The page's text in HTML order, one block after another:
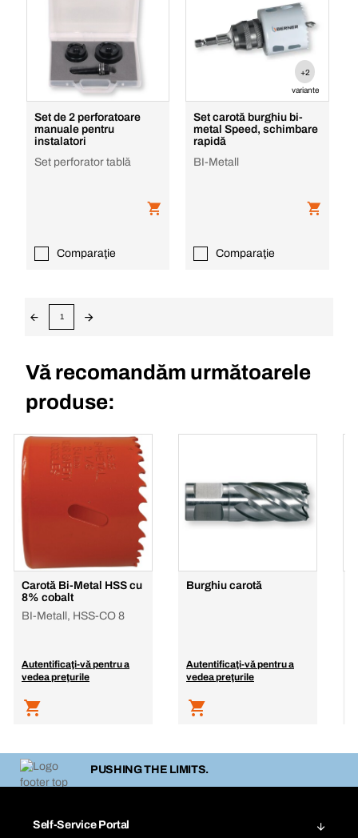
Set de 2 perforatoare
manuale pentru
instalatori
Set perforator tablă
Comparaţie
+2
variante
Set carotă burghiu bi-
metal Speed, schimbare
rapidă
BI-Metall
Comparaţie
1
Vă recomandăm următoarele
produse:
Carotă Bi-Metal HSS cu
8% cobalt
BI-Metall, HSS-CO 8
Autentificaţi-vă pentru a
vedea preţurile
Burghiu carotă
Autentificaţi-vă pentru a
vedea preţurile
PUSHING THE LIMITS.
Self-Service Portal